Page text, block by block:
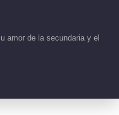
amor de la secundaria y el